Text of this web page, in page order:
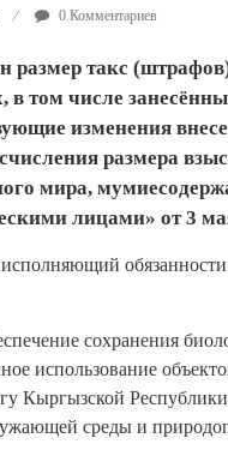
0 Комментариев
размер такс
в том числе
изменения
размера
мира,
лицами» от 3
сохранения
использование
Кыргызской
среды и